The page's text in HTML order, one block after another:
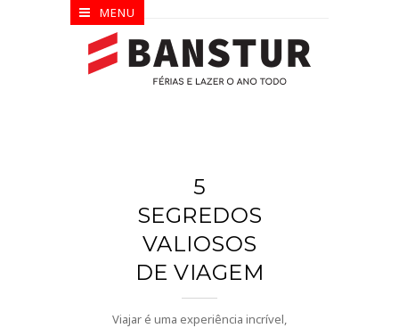
MENU
5
SEGREDOS
VALIOSOS
DE VIAGEM
Viajar é uma experiência incrível,